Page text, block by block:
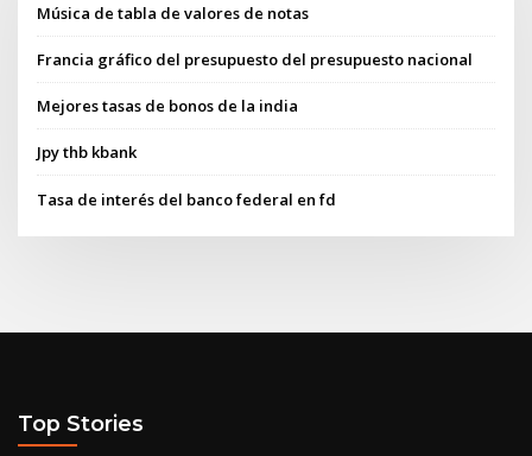
Música de tabla de valores de notas
Francia gráfico del presupuesto del presupuesto nacional
Mejores tasas de bonos de la india
Jpy thb kbank
Tasa de interés del banco federal en fd
Top Stories